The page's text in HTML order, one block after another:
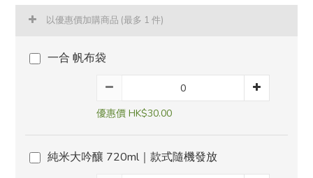
以優惠價加購商品 (最多 1 件)
一合 帆布袋
優惠價 HK$30.00
純米大吟釀 720ml｜款式隨機發放